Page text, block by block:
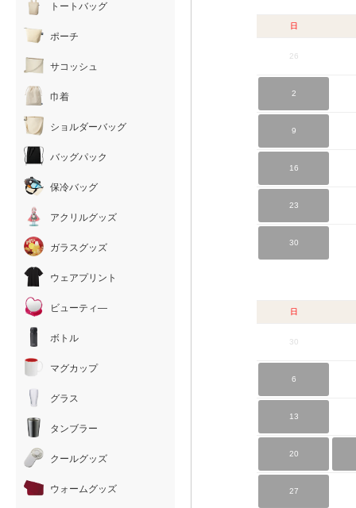
日
26
2
9
16
23
30
日
30
6
13
20
27
トートバッグ
ポーチ
サコッシュ
巾着
ショルダーバッグ
バッグパック
保冷バッグ
アクリルグッズ
ガラスグッズ
ウェアプリント
ビューティ―
ボトル
マグカップ
グラス
タンブラー
クールグッズ
ウォームグッズ